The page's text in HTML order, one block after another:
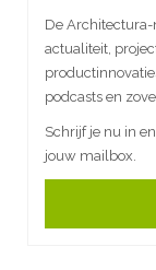
De
actualiteit,
podcasts en
Schrijf je nu in
jouw mailbox.